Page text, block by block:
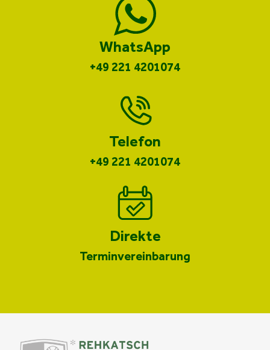
WhatsApp
+49 221 4201074
Telefon
+49 221 4201074
Direkte
Terminvereinbarung